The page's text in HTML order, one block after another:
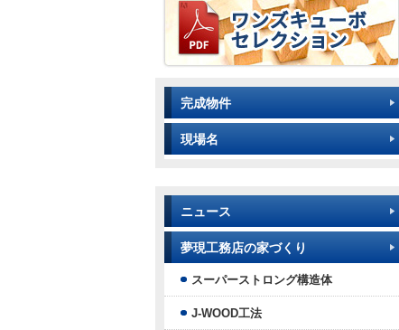
完成物件
現場名
ニュース
夢現工務店の家づくり
スーパーストロング構造体
J-WOOD工法